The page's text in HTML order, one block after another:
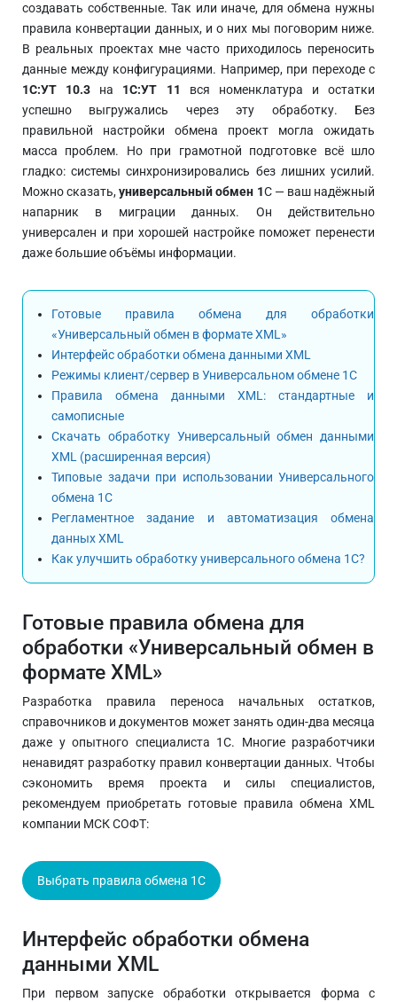
создавать собственные. Так или иначе, для обмена нужны
правила конвертации данных, и о них мы поговорим ниже.
В реальных проектах мне часто приходилось переносить
данные между конфигурациями. Например, при переходе с
1С:УТ 10.3 на 1С:УТ 11 вся номенклатура и остатки
успешно выгружались через эту обработку. Без
правильной настройки обмена проект могла ожидать
масса проблем. Но при грамотной подготовке всё шло
гладко: системы синхронизировались без лишних усилий.
Можно сказать,универсальный обмен 1С — ваш надёжный
напарник в миграции данных. Он действительно
универсален и при хорошей настройке поможет перенести
даже большие объёмы информации.
Готовые правила обмена для обработки
«Универсальный обмен в формате XML»
Интерфейс обработки обмена данными XML
Режимы клиент/сервер в Универсальном обмене 1С
Правила обмена данными XML: стандартные и
самописные
Скачать обработку Универсальный обмен данными
XML (расширенная версия)
Типовые задачи при использовании Универсального
обмена 1С
Регламентное задание и автоматизация обмена
данных XML
Как улучшить обработку универсального обмена 1С?
Готовые правила обмена для
обработки «Универсальный обмен в
формате XML»
Разработка правила переноса начальных остатков,
справочников и документов может занять один-два месяца
даже у опытного специалиста 1С. Многие разработчики
ненавидят разработку правил конвертации данных. Чтобы
сэкономить время проекта и силы специалистов,
рекомендуем приобретать готовые правила обмена XML
компании МСК СОФТ:
Выбрать правила обмена 1С
Интерфейс обработки обмена
данными XML
При первом запуске обработки открывается форма с